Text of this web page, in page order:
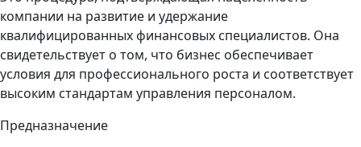
компании на развитие и удержание
квалифицированных финансовых специалистов. Она
свидетельствует о том, что бизнес обеспечивает
условия для профессионального роста и соответствует
высоким стандартам управления персоналом.
Предназначение